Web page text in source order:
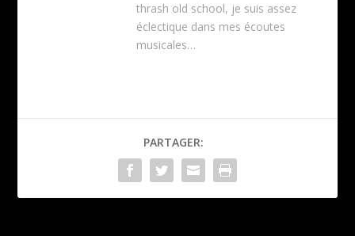
thrash old school, je suis assez
éclectique dans mes écoutes
musicales…
PARTAGER: